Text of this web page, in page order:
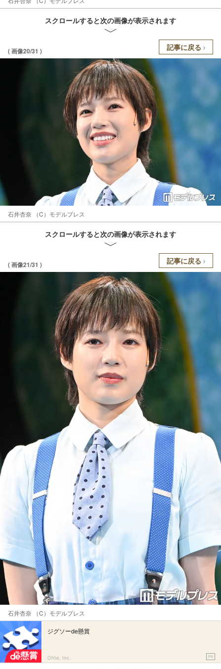
スクロールすると次の画像が表示されます
( 画像20/31 ) 記事に戻る
石井杏奈 （C）モデルプレス
スクロールすると次の画像が表示されます
( 画像21/31 ) 記事に戻る
石井杏奈 （C）モデルプレス
ジグソーde懸賞
Ohte, Inc. PR